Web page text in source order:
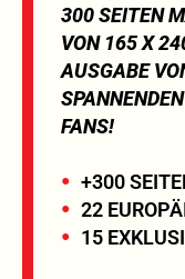
300 SEITEN
VON 165 X
AUSGABE
FANS!
+300
22
15